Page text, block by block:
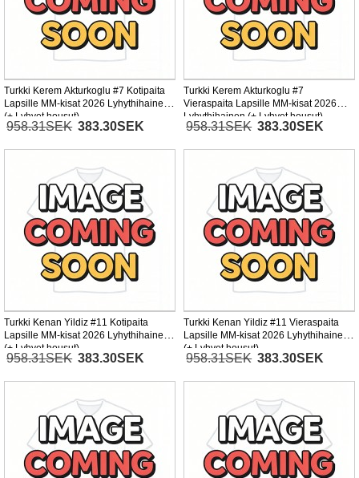
Turkki Kerem Akturkoglu #7 Kotipaita
Lapsille MM-kisat 2026 Lyhythihainen
(+ Lyhyet housut)
958.31SEK 383.30SEK
Turkki Kerem Akturkoglu #7
Vieraspaita Lapsille MM-kisat 2026
Lyhythihainen (+ Lyhyet housut)
958.31SEK 383.30SEK
Turkki Kenan Yildiz #11 Kotipaita
Lapsille MM-kisat 2026 Lyhythihainen
(+ Lyhyet housut)
958.31SEK 383.30SEK
Turkki Kenan Yildiz #11 Vieraspaita
Lapsille MM-kisat 2026 Lyhythihainen
(+ Lyhyet housut)
958.31SEK 383.30SEK